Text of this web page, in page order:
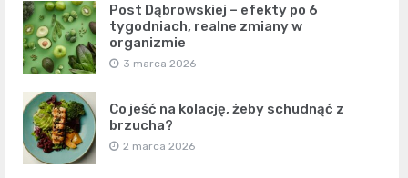
Post Dąbrowskiej – efekty po 6
tygodniach, realne zmiany w
organizmie
3 marca 2026
Co jeść na kolację, żeby schudnąć z
brzucha?
2 marca 2026